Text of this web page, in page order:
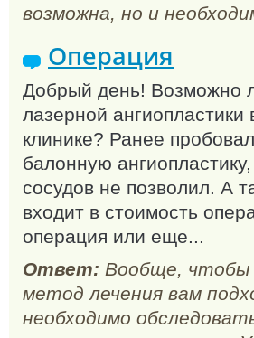
возможна, но и
Операция
Добрый день! Возможно
лазерной ангиопластики
клинике? Ранее
балонную
сосудов не позволил. А
входит в стоимость
операция или еще...
Ответ: Вообще, чтобы
метод лечения вам
необходимо